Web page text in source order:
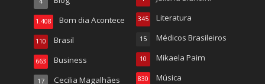
Bom dia Acontece
1.408
Brasil
110
Business
663
Cecilia Magalhães
17
Literatura
345
Médicos Brasileiros
15
Mikaela Paim
10
Música
830